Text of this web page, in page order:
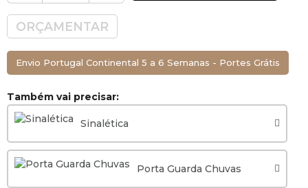
unicamente em area coberta; para exterior
ORÇAMENTAR
Envio Portugal Continental 5 a 6 Semanas - Portes Grátis
Também vai precisar:
Sinalética
Porta Guarda Chuvas